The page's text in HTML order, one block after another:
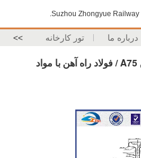
Suzhou Zhongyue Railway
درباره ما تور کارخانه >>
سنگین دین 536 جرثقیل راه آهن A75 / فولاد راه آهن با مواد